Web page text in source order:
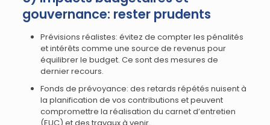
gouvernance: rester prudents
Prévisions réalistes: évitez de compter les pénalités
et intérêts comme une source de revenus pour
équilibrer le budget. Ce sont des mesures de
dernier recours.
Fonds de prévoyance: des retards répétés nuisent à
la planification de vos contributions et peuvent
compromettre la réalisation du carnet d’entretien